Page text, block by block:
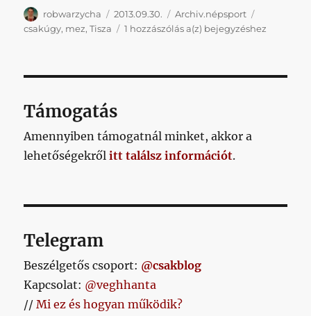
Szerző
robwarzycha Közzétéve
2013.09.30. Kategória
Archiv.népsport
csakúgy, mez,Tisza 1 hozzászólás a(z) Mezológia
bejegyzéshez
Támogatás
Amennyiben támogatnál minket, akkor a
lehetőségekrőlitt találsz információt.
Telegram
Beszélgetős csoport: @csakblog
Kapcsolat: @veghhanta
//Mi ez és hogyan működik?